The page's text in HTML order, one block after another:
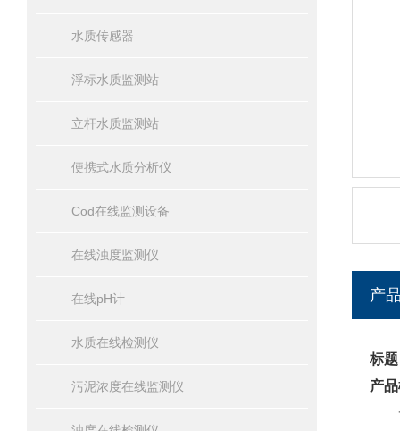
水质传感器
浮标水质监测站
立杆水质监测站
便携式水质分析仪
Cod在线监测设备
在线浊度监测仪
在线pH计
水质在线检测仪
污泥浓度在线监测仪
产
标
产